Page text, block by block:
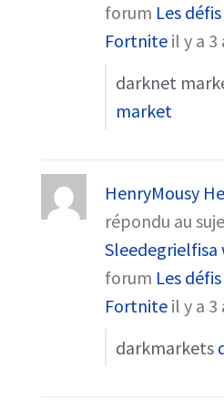
forum Les
Fortnite il y a 3
darknet
market
HenryMousy
répondu au
Sleedegrielfisa
forum Les
Fortnite il y a 3
darkmarkets